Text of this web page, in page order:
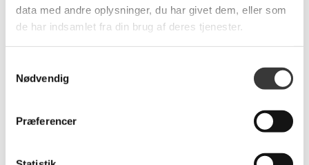
data med andre oplysninger, du har givet dem, eller som
de har indsamlet fra din brug af deres tjenester.
Nødvendig
Præferencer
Flere